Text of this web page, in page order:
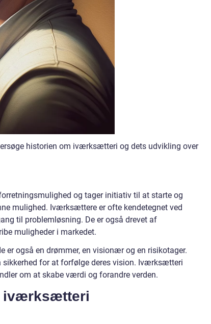
historien om iværksætteri og dets udvikling over
og tager initiativ til at starte og
mulighed. Iværksættere er ofte kendetegnet ved
til problemløsning. De er også drevet af
muligheder i markedet.
er også en drømmer, en visionær og en risikotager.
sikkerhed for at forfølge deres vision. Iværksætteri
om at skabe værdi og forandre verden.
iværksætteri